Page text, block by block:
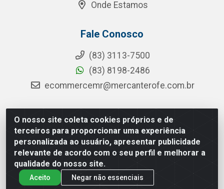
O nosso site coleta cookies próprios e de
terceiros para proporcionar uma experiência
personalizada ao usuário, apresentar publicidade
relevante de acordo com o seu perfil e melhorar a
qualidade do nosso site.
Aceito Negar não essenciais
Onde Estamos
Fale Conosco
(83) 3113-7500
(83) 8198-2486
ecommercemr@mercanterofe.com.br
MR Distribuidora - Rua Hortêncio Ribeiro de Luna, 3777 -
Distrito Industrial, João Pessoa/PB - CEP 58081-400 - CNPJ
35.428.312/0001-85